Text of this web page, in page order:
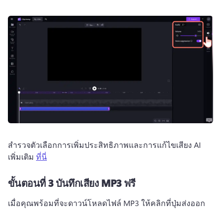
สํารวจตัวเลือกการเพิ่มประสิทธิภาพและการแก้ไขเสียง AI
เพิ่มเติม ที่นี่
ขั้นตอนที่ 3 บันทึกเสียง MP3 ฟรี
เมื่อคุณพร้อมที่จะดาวน์โหลดไฟล์ MP3 ให้คลิกที่ปุ่มส่งออก